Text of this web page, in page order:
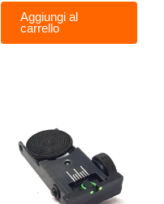
Aggiungi al
carrello